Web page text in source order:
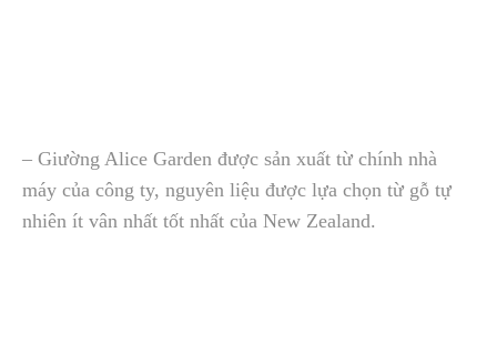
– Giường Alice Garden được sản xuất từ chính nhà
máy của công ty, nguyên liệu được lựa chọn từ gỗ tự
nhiên ít vân nhất tốt nhất của New Zealand.